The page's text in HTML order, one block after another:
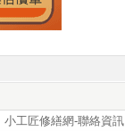
小工匠修繕網-聯絡資訊